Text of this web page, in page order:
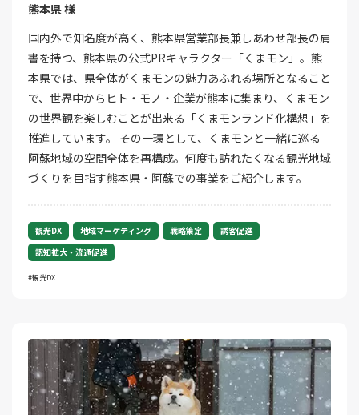
熊本県 様
国内外で知名度が高く、熊本県営業部長兼しあわせ部長の肩
書を持つ、熊本県の公式PRキャラクター「くまモン」。熊
本県では、県全体がくまモンの魅力あふれる場所となること
で、世界中からヒト・モノ・企業が熊本に集まり、くまモン
の世界観を楽しむことが出来る「くまモンランド化構想」を
推進しています。 その一環として、くまモンと一緒に巡る
阿蘇地域の空間全体を再構成。何度も訪れたくなる観光地域
づくりを目指す熊本県・阿蘇での事業をご紹介します。
観光DX 地域マーケティング 戦略策定
誘客促進
認知拡大・流通促進
観光DX